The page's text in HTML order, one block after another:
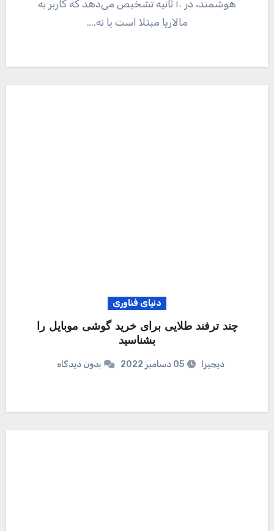
هوشمند، در ۱۰ ثانیه تشخیص می‌دهد که کاربر به
مالاریا مبتلا است یا نه.…
دنیای فناوری
چند ترفند طلایی برای خرید گوشی موبایل را
بشناسید
دیجیزا 05 دسامبر 2022 بدون دیدگاه